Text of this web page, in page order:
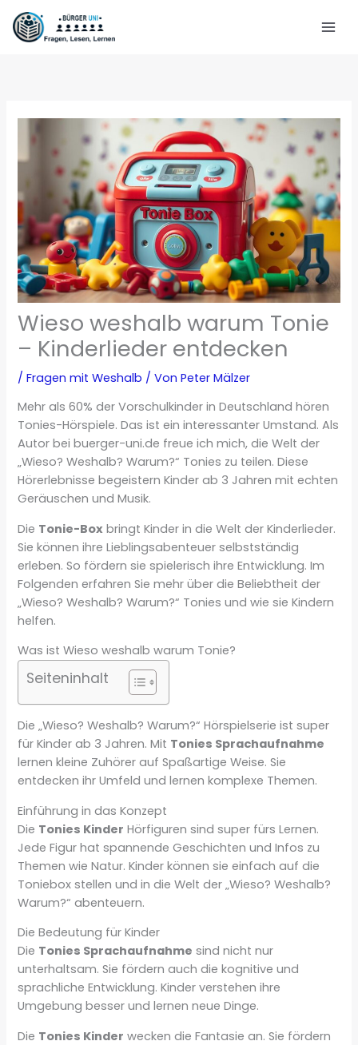
Zum
Inhalt
springen
Wieso weshalb warum Tonie
– Kinderlieder entdecken
/Fragen mit Weshalb / VonPeter Mälzer
Mehr als 60% der Vorschulkinder in Deutschland hören
Tonies-Hörspiele. Das ist ein interessanter Umstand. Als
Autor bei buerger-uni.de freue ich mich, die Welt der
„Wieso? Weshalb? Warum?“ Tonies zu teilen. Diese
Hörerlebnisse begeistern Kinder ab 3 Jahren mit echten
Geräuschen und Musik.
Die Tonie-Box bringt Kinder in die Welt der Kinderlieder.
Sie können ihre Lieblingsabenteuer selbstständig
erleben. So fördern sie spielerisch ihre Entwicklung. Im
Folgenden erfahren Sie mehr über die Beliebtheit der
„Wieso? Weshalb? Warum?“ Tonies und wie sie Kindern
helfen.
Was ist Wieso weshalb warum Tonie?
Seiteninhalt
Die „Wieso? Weshalb? Warum?“ Hörspielserie ist super
für Kinder ab 3 Jahren. Mit Tonies Sprachaufnahme
lernen kleine Zuhörer auf Spaßartige Weise. Sie
entdecken ihr Umfeld und lernen komplexe Themen.
Einführung in das Konzept
Die Tonies Kinder Hörfiguren sind super fürs Lernen.
Jede Figur hat spannende Geschichten und Infos zu
Themen wie Natur. Kinder können sie einfach auf die
Toniebox stellen und in die Welt der „Wieso? Weshalb?
Warum?“ abenteuern.
Die Bedeutung für Kinder
Die Tonies Sprachaufnahme sind nicht nur
unterhaltsam. Sie fördern auch die kognitive und
sprachliche Entwicklung. Kinder verstehen ihre
Umgebung besser und lernen neue Dinge.
Die Tonies Kinder wecken die Fantasie an. Sie fördern